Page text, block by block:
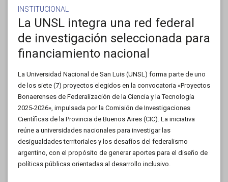
INSTITUCIONAL
La UNSL integra una red federal
de investigación seleccionada para
financiamiento nacional
La Universidad Nacional de San Luis (UNSL) forma parte de uno
de los siete (7) proyectos elegidos en la convocatoria «Proyectos
Bonaerenses de Federalización de la Ciencia y la Tecnología
2025-2026», impulsada por la Comisión de Investigaciones
Científicas de la Provincia de Buenos Aires (CIC). La iniciativa
reúne a universidades nacionales para investigar las
desigualdades territoriales y los desafíos del federalismo
argentino, con el propósito de generar aportes para el diseño de
políticas públicas orientadas al desarrollo inclusivo.